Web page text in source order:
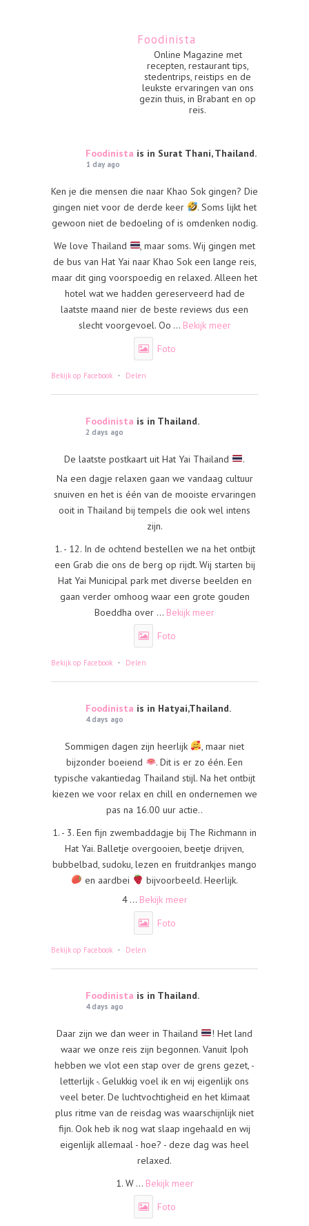
Foodinista
Online Magazine met
recepten, restaurant tips,
stedentrips, reistips en de
leukste ervaringen van ons
gezin thuis, in Brabant en op
reis.
Foodinista is in Surat Thani, Thailand.
1 day ago
Ken je die mensen die naar Khao Sok gingen? Die
gingen niet voor de derde keer
. Soms lijkt het
gewoon niet de bedoeling of is omdenken nodig.
We love Thailand
, maar soms. Wij gingen met
de bus van Hat Yai naar Khao Sok een lange reis,
maar dit ging voorspoedig en relaxed. Alleen het
hotel wat we hadden gereserveerd had de
laatste maand nier de beste reviews dus een
slecht voorgevoel. Oo ... Bekijk meer
Foto
Bekijk op Facebook · Delen
Foodinista is in Thailand.
2 days ago
De laatste postkaart uit Hat Yai Thailand
.
Na een dagje relaxen gaan we vandaag cultuur
snuiven en het is één van de mooiste ervaringen
ooit in Thailand bij tempels die ook wel intens
zijn.
1. - 12. In de ochtend bestellen we na het ontbijt
een Grab die ons de berg op rijdt. Wij starten bij
Hat Yai Municipal park met diverse beelden en
gaan verder omhoog waar een grote gouden
Boeddha over ... Bekijk meer
Foto
Bekijk op Facebook · Delen
Foodinista is in Hatyai,Thailand.
4 days ago
Sommigen dagen zijn heerlijk
, maar niet
bijzonder boeiend
. Dit is er zo één. Een
typische vakantiedag Thailand stijl. Na het ontbijt
kiezen we voor relax en chill en ondernemen we
pas na 16.00 uur actie..
1. - 3. Een fijn zwembaddagje bij The Richmann in
Hat Yai. Balletje overgooien, beetje drijven,
bubbelbad, sudoku, lezen en fruitdrankjes mango
en aardbei
bijvoorbeeld. Heerlijk.
4 ... Bekijk meer
Foto
Bekijk op Facebook · Delen
Foodinista is in Thailand.
4 days ago
Daar zijn we dan weer in Thailand
! Het land
waar we onze reis zijn begonnen. Vanuit Ipoh
hebben we vlot een stap over de grens gezet, -
letterlijk -. Gelukkig voel ik en wij eigenlijk ons
veel beter. De luchtvochtigheid en het klimaat
plus ritme van de reisdag was waarschijnlijk niet
fijn. Ook heb ik nog wat slaap ingehaald en wij
eigenlijk allemaal - hoe? - deze dag was heel
relaxed.
1. W ... Bekijk meer
Foto